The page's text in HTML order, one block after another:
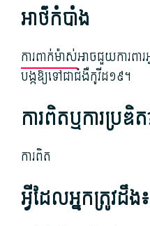
អាថ៌កំបាំង
ការ​ពាក់​ម៉ាស់អាច​ជួយ​ការពា
បង្ក​ឱ្យ​ទៅជា​ជំងឺ​កូវីដ​១៩។
ការពិត​ឬ​ការប្រឌិ
ការពិត
អ្វី​ដែល​អ្នក​ត្រូវ​ដឹង៖